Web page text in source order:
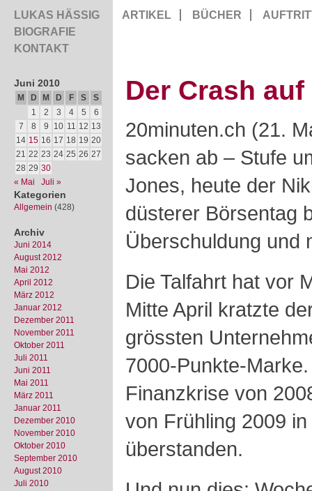
LUKAS HÄSSIG
BIOGRAFIE
KONTAKT
ARTIKEL BÜCHER
Juni 2010
M D M D F S
S
1
2 3 4 5
6
7
8 9 10 11 12 13
14 15 16 17 18 19 20
21 22 23 24 25 26 27
28 29 30
« Mai
Juli »
Kategorien
Allgemein (428)
Archiv
Juni 2014
August 2012
Mai 2012
April 2012
März 2012
Januar 2012
Dezember 2011
November 2011
Oktober 2011
Juli 2011
Juni 2011
Mai 2011
März 2011
Januar 2011
Dezember 2010
November 2010
Oktober 2010
September 2010
August 2010
Juli 2010
Der Crash auf
20minuten.ch (21.
sacken ab – Stufe
Jones, heute der
düsterer Börsentag
Überschuldung und
Die Talfahrt hat vor
Mitte April kratzte
grössten
7000-Punkte-
Finanzkrise von
von Frühling 2009
überstanden.